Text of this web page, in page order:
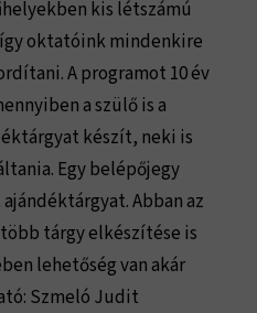
kis létszámú
oktatóink mindenkire
A programot 10 év
a szülő is a
készít, neki is
Egy belépőjegy
Abban az
tárgy elkészítése is
lehetőség van akár
Szmeló Judit